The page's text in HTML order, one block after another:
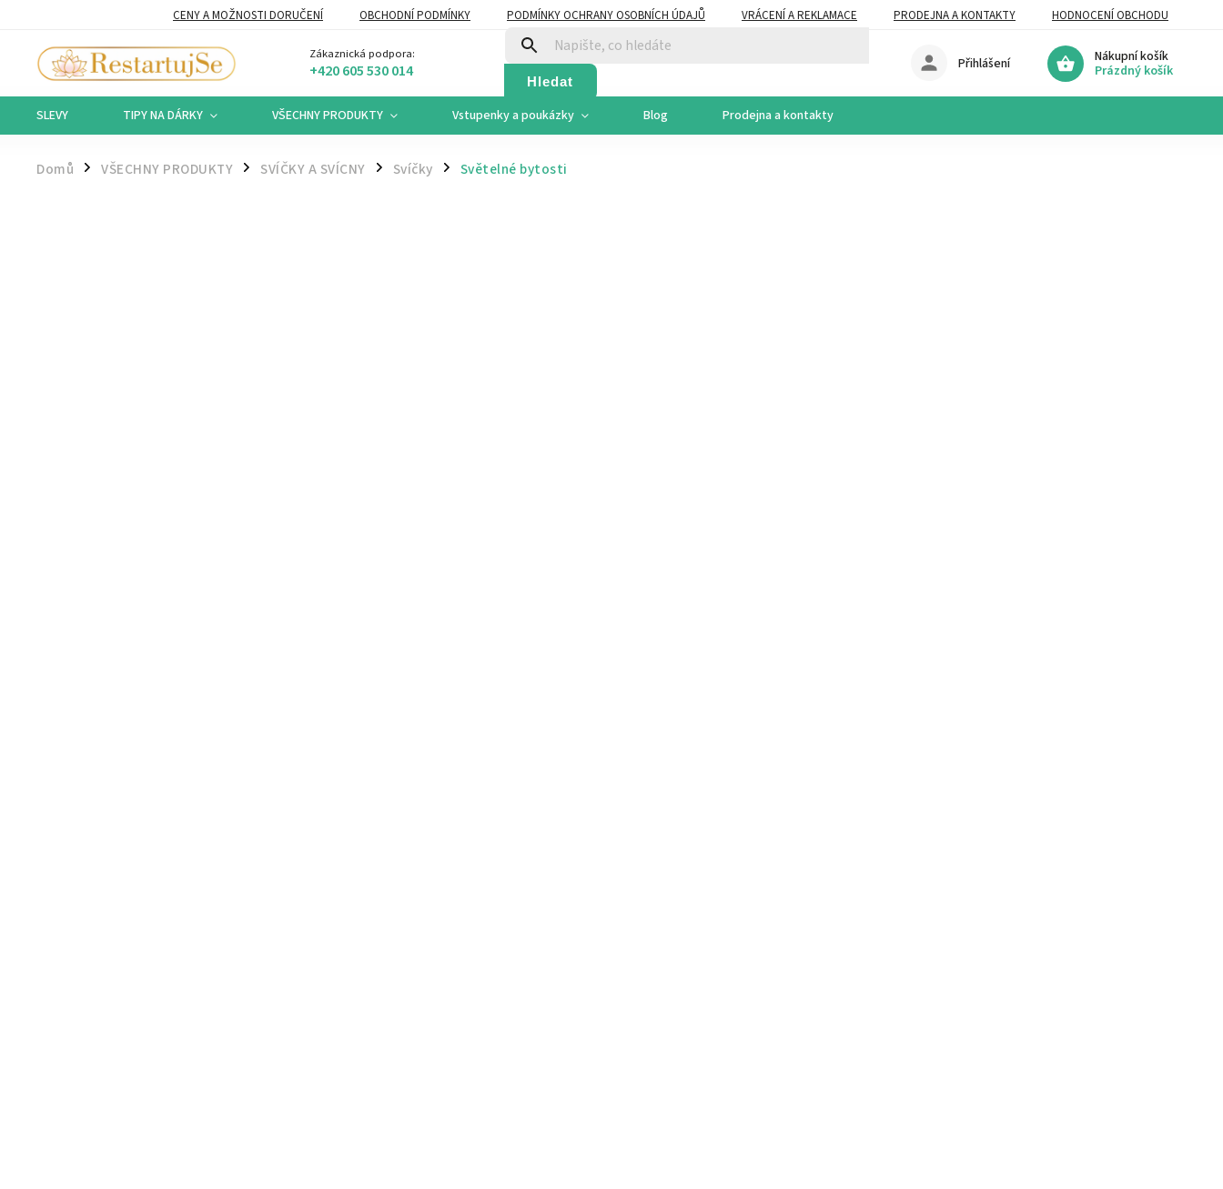
CENY A MOŽNOSTI DORUČENÍ OBCHODNÍ PODMÍNKY PODMÍNKY OCHRANY OSOBNÍCH ÚDAJŮ VRÁCENÍ A REKLAMACE PRODEJNA A KONTAKTY HODNOCENÍ OBCHODU
Zákaznická podpora:
+420 605 530 014 Hledat
Nákupní košík
Prázdný košík
Přihlášení
SLEVY TIPY NA DÁRKY VŠECHNY PRODUKTY Vstupenky a poukázky Blog Prodejna a kontakty
Domů / VŠECHNY PRODUKTY / SVÍČKY A SVÍCNY / Svíčky / Světelné bytosti